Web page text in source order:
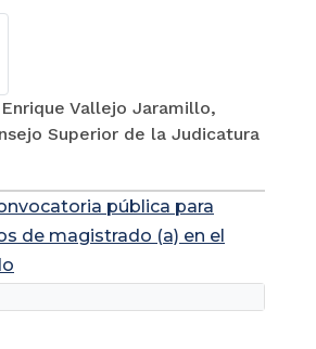
Vallejo Jaramillo,
Superior de la Judicatura
pública para
de magistrado (a) en el